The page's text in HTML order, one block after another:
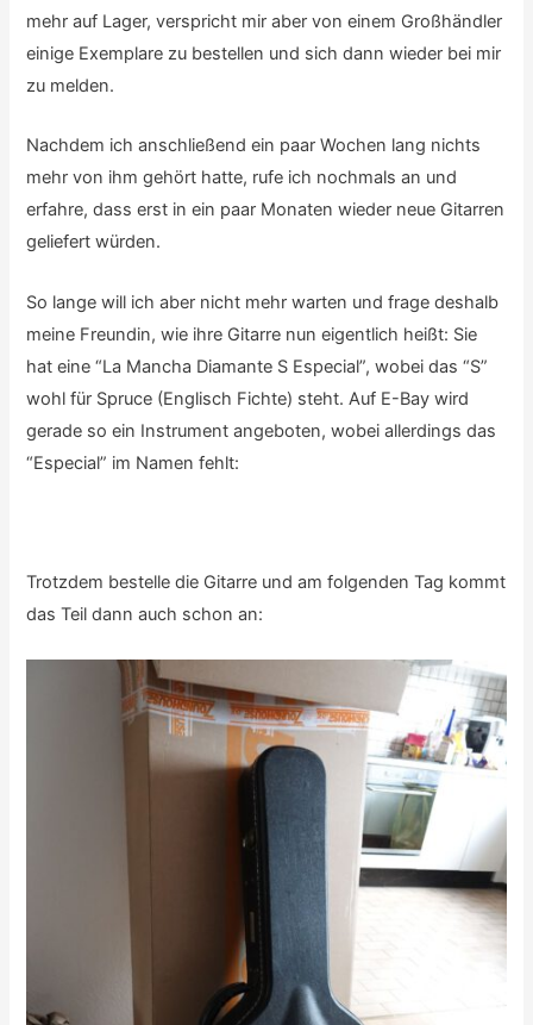
mehr auf Lager, verspricht mir aber von einem Großhändler
einige Exemplare zu bestellen und sich dann wieder bei mir
zu melden.
Nachdem ich anschließend ein paar Wochen lang nichts
mehr von ihm gehört hatte, rufe ich nochmals an und
erfahre, dass erst in ein paar Monaten wieder neue Gitarren
geliefert würden.
So lange will ich aber nicht mehr warten und frage deshalb
meine Freundin, wie ihre Gitarre nun eigentlich heißt: Sie
hat eine “La Mancha Diamante S Especial”, wobei das “S”
wohl für Spruce (Englisch Fichte) steht. Auf E-Bay wird
gerade so ein Instrument angeboten, wobei allerdings das
“Especial” im Namen fehlt:
Trotzdem bestelle die Gitarre und am folgenden Tag kommt
das Teil dann auch schon an: